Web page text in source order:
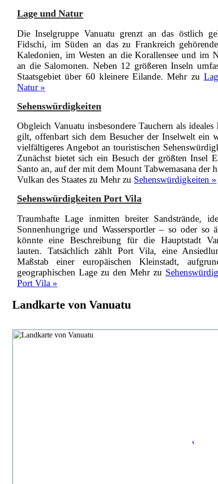
Lage und Natur
Die Inselgruppe Vanuatu grenzt an das östlich
Fidschi, im Süden an das zu Frankreich
Kaledonien, im Westen an die Korallensee und im
an die Salomonen. Neben 12 größeren Inseln
Staatsgebiet über 60 kleinere Eilande.Mehr zu
Natur »
Sehenswürdigkeiten
Obgleich Vanuatu insbesondere Tauchern als ideales
gilt, offenbart sich dem Besucher der Inselwelt ein
vielfältigeres Angebot an touristischen
Zunächst bietet sich ein Besuch der größten Insel
Santo an, auf der mit dem Mount Tabwemasana der
Vulkan des Staates zu Mehr zu Sehenswürdigkeiten »
Sehenswürdigkeiten Port Vila
Traumhafte Lage inmitten breiter Sandstrände,
Sonnenhungrige und Wassersportler – so oder so
könnte eine Beschreibung für die Hauptstadt
lauten. Tatsächlich zählt Port Vila, eine
Maßstab einer europäischen Kleinstadt,
geographischen Lage zu den Mehr zu
Port Vila »
Landkarte von Vanuatu